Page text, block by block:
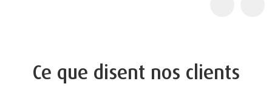
Ce que disent nos clients